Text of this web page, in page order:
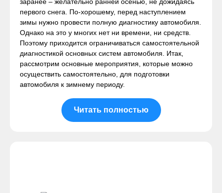
первого снега. По-хорошему, перед наступлением
зимы нужно провести полную диагностику автомобиля.
Однако на это у многих нет ни времени, ни средств.
Поэтому приходится ограничиваться самостоятельной
диагностикой основных систем автомобиля. Итак,
рассмотрим основные мероприятия, которые можно
осуществить самостоятельно, для подготовки
автомобиля к зимнему периоду.
Читать полностью